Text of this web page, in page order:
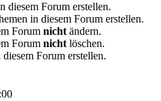
diesem Forum erstellen.
in diesem Forum erstellen.
Forum nichtändern.
Forum nichtlöschen.
Forum erstellen.